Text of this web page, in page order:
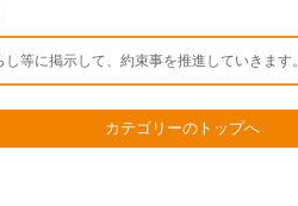
等に掲示して、約束事を推進していきます。
カテゴリーのトップへ